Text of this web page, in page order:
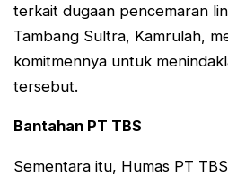
terkait dugaan pencemaran
Tambang Sultra, Kamrulah,
komitmennya untuk
tersebut.
Bantahan PT TBS
Sementara itu, Humas PT